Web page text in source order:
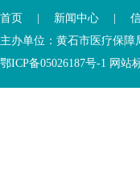
首页 新闻中心
主办单位：黄石市医疗保障
鄂ICP备05026187号-1 网站